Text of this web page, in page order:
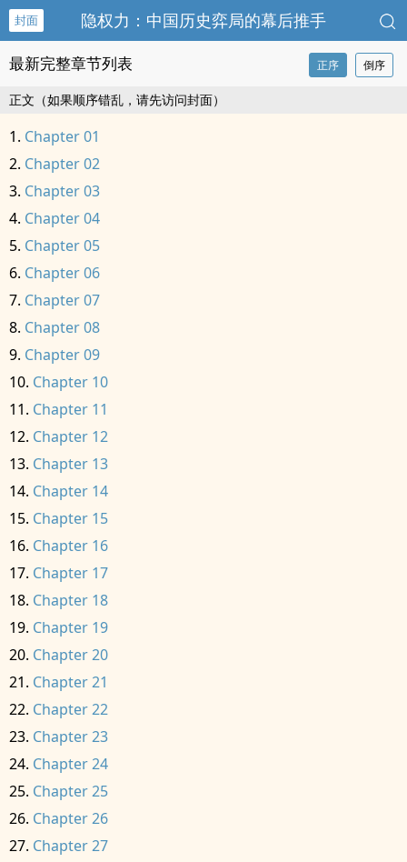
封面 隐权力：中国历史弈局的幕后推手
最新完整章节列表 正序 倒序
正文（如果顺序错乱，请先访问封面）
Chapter 01
Chapter 02
Chapter 03
Chapter 04
Chapter 05
Chapter 06
Chapter 07
Chapter 08
Chapter 09
Chapter 10
Chapter 11
Chapter 12
Chapter 13
Chapter 14
Chapter 15
Chapter 16
Chapter 17
Chapter 18
Chapter 19
Chapter 20
Chapter 21
Chapter 22
Chapter 23
Chapter 24
Chapter 25
Chapter 26
Chapter 27